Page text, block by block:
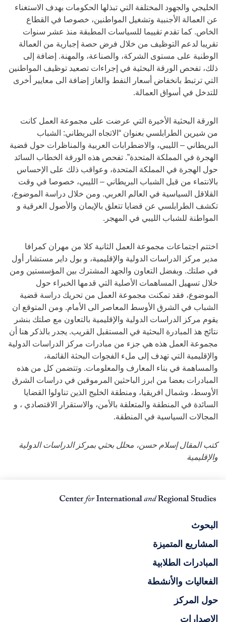
الخليجي والجهود المختلفة التي تبذلها الحكومات بهدف الاستغناء
عن العمالة الأجنبية وتشغيل المواطنين، خصوصا في القطاع
الخاص. كما تقدم تقييما للسياسات المطبقة منذ عشر سنوات
تقريبا لدعم التوظيف من خلال فرض حصة إجبارية من العمالة
الوطنية على مستوى الشركة، والصناعة، والمهنة. إضافة إلى
ذلك، تفحص الورقة البحثية في إجراءات تصعيد توظيف المواطنين
التي ترتبط بانخفاض أسعار النفط والغاز إضافة الى معايير أخرى
للتدخل في أسواق العمالة.
الورقة البحثية الأخيرة التي عرضت على مجموعة العمل كانت
من شيرين الطرابلسي بعنوان “الاتجاه البريطاني: الشباب
البريطاني – الليبي، والاضطرابات العربية والمناظرات حول قضية
الهجرة في المملكة المتحدة”. تفحص هذه الورقة الخطاب السائد
حول الهجرة في المملكة المتحدة، وعواقب ذلك على الإحساس
بالانتماء من قبل الشباب البريطاني – الليبي، خصوصا في وقت
القلاقل السياسية في العالم العربي. ومن خلال دراسة الموضوع،
تكشف الطرابلسي عن قضايا تتعلق بالإيمان والأصول العرقية و
المواطنة للشباب الليبي في المهجر.
اختتم اجتماعات مجموعة العمل الثانية كلا من مهران كمرافا
مدير مركز الدراسات الدولية والإقليمية، و بول داير مستشار أول
في صلتك. وبفضل التعاون والجهد المشترك بين المؤسستين ومن
خلال تسهيل المساهمات الأصلية التي قدمها الخبراء حول
الموضوع، فقد تمكنت مجموعة العمل من تحريك دراسة قضية
الشباب في الشرق الأوسط المعاصر الى الأمام. ومن المتوقع ان
يقوم مركز الدراسات الدولية والإقليمية بالتعاون مع صلتك بنشر
نتائج هذ المبادرة البحثية في المستقبل القريب. يجدر بالذكر هنا أن
مجموعة العمل هذه هي جزء من مبادرات مركز الدراسات الدولية
والإقليمية التي تهدف إلى ملء الفجوات البحثة القائمة،
والمساهمة في بناء المعارف والمعلومات. وتتضمن كل من هذه
المبادرات بعضا من ابرز الباحثين المرموقين في دراسات الشرق
الأوسط، وشمال افريقيا، ومنطقة الخليج الذين تناولوا القضايا
السائدة في المنطقة والمتعلقة بالأمن، والاستقرار الاقتصادي ، و
المجالات السياسية في المنطقة.
كتب المقال إسلام حسن، محلل بحثي بمركز الدراسات الدولية
والإقليمية
البحوث
المشاريع المتميزة
المبادرات الطلابية
الفعاليات والأنشطة
حول المركز
الإصدارات